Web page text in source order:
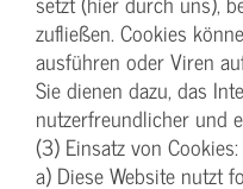
zufließen. Cookies
ausführen oder Viren
Sie dienen dazu, das
nutzerfreundlicher und
(3) Einsatz von Cookies:
a) Diese Website nutzt